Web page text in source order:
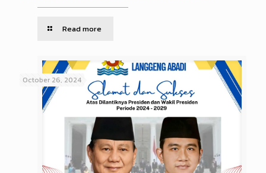
Read more
October 26, 2024